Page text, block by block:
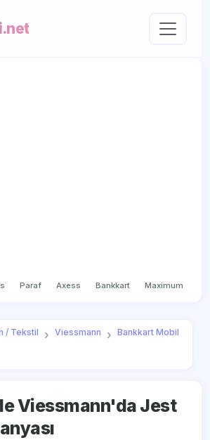
Paraf Axess Bankkart Maximum
/ Tekstil Viessmann
Bankkart Mobil
Viessmann'da Jest